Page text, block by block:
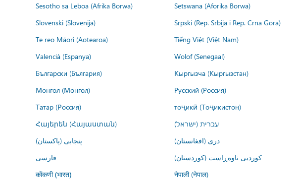
Sesotho sa Leboa (Afrika Borwa)
Setswana (Aforika Borwa)
Slovenski (Slovenija)
Srpski (Rep. Srbija i Rep. Crna Gora)
Te reo Māori (Aotearoa)
Tiếng Việt (Việt Nam)
Valencià (Espanya)
Wolof (Senegaal)
Български (България)
Кыргызча (Кыргызстан)
Монгол (Монгол)
Русский (Россия)
Татар (Россия)
тоҷикӣ (Тоҷикистон)
Հայերեն (Հայաստան)
עברית (ישראל)
پنجابی (پاکستان)
درى (افغانستان)
فارسى
کوردیی ناوەڕاست (کوردستان)
कोंकणी (भारत) नेपाली (नेपाल)